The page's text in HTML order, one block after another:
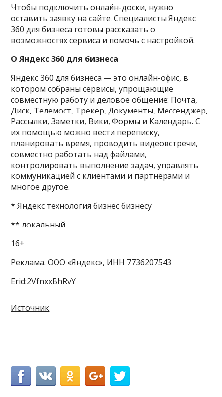
Чтобы подключить онлайн-доски, нужно
оставить заявку на сайте. Специалисты Яндекс
360 для бизнеса готовы рассказать о
возможностях сервиса и помочь с настройкой.
О Яндекс 360 для бизнеса
Яндекс 360 для бизнеса — это онлайн-офис, в
котором собраны сервисы, упрощающие
совместную работу и деловое общение: Почта,
Диск, Телемост, Трекер, Документы, Мессенджер,
Рассылки, Заметки, Вики, Формы и Календарь. С
их помощью можно вести переписку,
планировать время, проводить видеовстречи,
совместно работать над файлами,
контролировать выполнение задач, управлять
коммуникацией с клиентами и партнёрами и
многое другое.
* Яндекс технология бизнес бизнесу
** локальный
16+
Реклама. ООО «Яндекс», ИНН 7736207543
Erid:2VfnxxBhRvY
Источник